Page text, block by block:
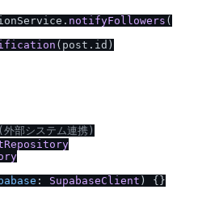
. notifyFollowers (
(post. id )
システム連携)
: SupabaseClient ) {}